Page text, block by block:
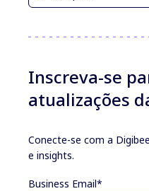
Inscreva-se
atualizações
Conecte-se com a
e insights.
Business Email*